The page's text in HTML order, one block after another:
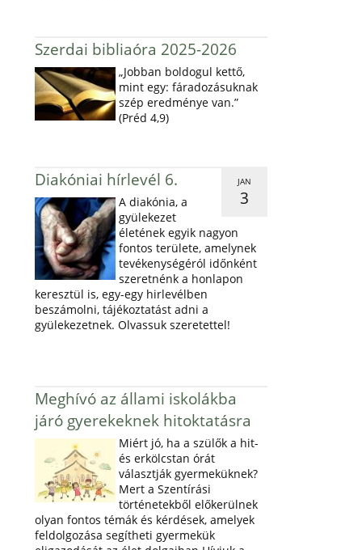
Szerdai bibliaóra 2025-2026
„Jobban boldogul kettő,
mint egy: fáradozásuknak
szép eredménye van.”
(Préd 4,9)
JAN
3
Diakóniai hírlevél 6.
A diakónia, a
gyülekezet
életének egyik nagyon
fontos területe, amelynek
tevékenységéról időnként
szeretnénk a honlapon
keresztül is, egy-egy hirlevélben
beszámolni, tájékoztatást adni a
gyülekezetnek. Olvassuk szeretettel!
Meghívó az állami iskolákba
járó gyerekeknek hitoktatásra
Miért jó, ha a szülők a hit-
és erkölcstan órát
választják gyermeküknek?
Mert a Szentírási
történetekből előkerülnek
olyan fontos témák és kérdések, amelyek
feldolgozása segítheti gyermekük